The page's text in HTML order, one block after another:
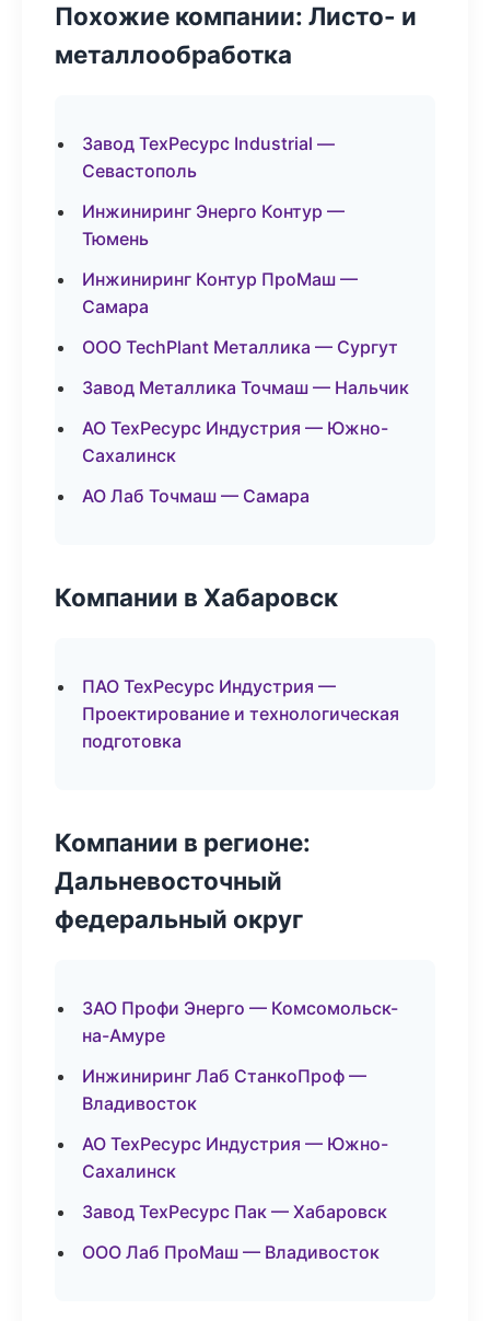
Похожие компании: Листо- и
металлообработка
Завод ТехРесурс Industrial —
Севастополь
Инжиниринг Энерго Контур —
Тюмень
Инжиниринг Контур ПроМаш —
Самара
ООО TechPlant Металлика — Сургут
Завод Металлика Точмаш — Нальчик
АО ТехРесурс Индустрия — Южно-
Сахалинск
АО Лаб Точмаш — Самара
Компании в Хабаровск
ПАО ТехРесурс Индустрия —
Проектирование и технологическая
подготовка
Компании в регионе:
Дальневосточный
федеральный округ
ЗАО Профи Энерго — Комсомольск-
на-Амуре
Инжиниринг Лаб СтанкоПроф —
Владивосток
АО ТехРесурс Индустрия — Южно-
Сахалинск
Завод ТехРесурс Пак — Хабаровск
ООО Лаб ПроМаш — Владивосток